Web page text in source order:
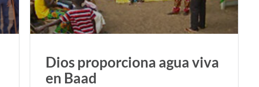
Dios proporciona agua viva
en Baad